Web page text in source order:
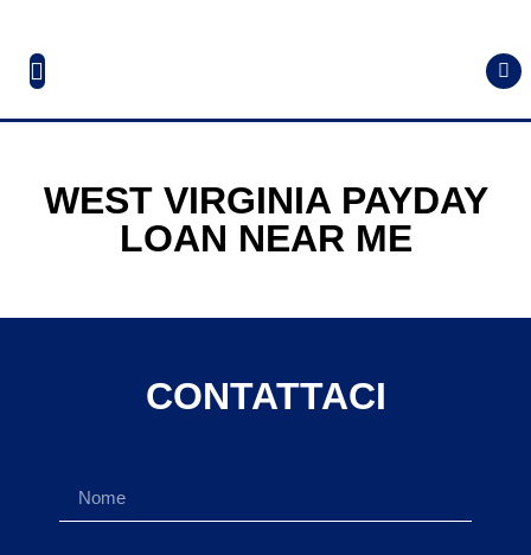
WEST VIRGINIA PAYDAY
LOAN NEAR ME
CONTATTACI